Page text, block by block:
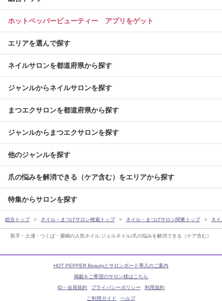
取手・土浦・つくば・鹿嶋の人気ネイル,ジェルネイル/爪の悩みを解消できる（ケア含む）
ホットペッパービューティー アプリをゲット
エリアを選んで探す
ネイルサロンを都道府県から探す
ジャンルからネイルサロンを探す
まつエクサロンを都道府県から探す
ジャンルからまつエクサロンを探す
他のジャンルを探す
爪の悩みを解消できる（ケア含む）をエリアから探す
特集からサロンを探す
総合トップ ネイル・まつげサロン検索トップ ネイル・まつげサロン関東トップ ネ
HOT PEPPER Beautyとサロンボード導入のご案内
掲載をご希望のサロン様はこちら
ID・会員規約
プライバシーポリシー
利用規約
ご利用ガイド
ヘルプ